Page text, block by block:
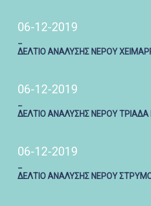
06-12-2019
ΔΕΛΤΙΟ ΑΝΑΛΥΣΗΣ ΝΕΡΟΥ
06-12-2019
ΔΕΛΤΙΟ ΑΝΑΛΥΣΗΣ ΝΕΡΟΥ
06-12-2019
ΔΕΛΤΙΟ ΑΝΑΛΥΣΗΣ ΝΕΡΟΥ